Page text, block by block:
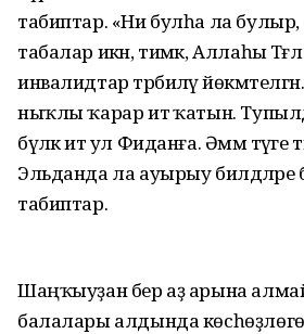
табиптар. «Ни булһа ла булыр,
табалар икән, тимәк, Аллаһы
инвалидтар тәрбиәләү
ныҡлы ҡарар итә ҡатын.
бүләк итә ул Фиданға. Әммә тәүге
Эльданда ла ауырыу билдәләре
табиптар.
Шаңҡыуҙан бер аҙ арына алмай
балалары алдында